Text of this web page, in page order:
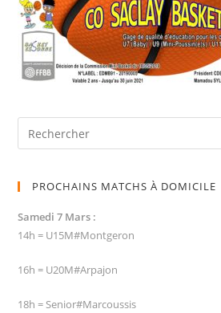
PROCHAINS MATCHS À DOMICILE
Samedi 7 Mars :
14h = U15M#Montgeron
16h = U20M#Arpajon
18h = Senior#Marcoussis